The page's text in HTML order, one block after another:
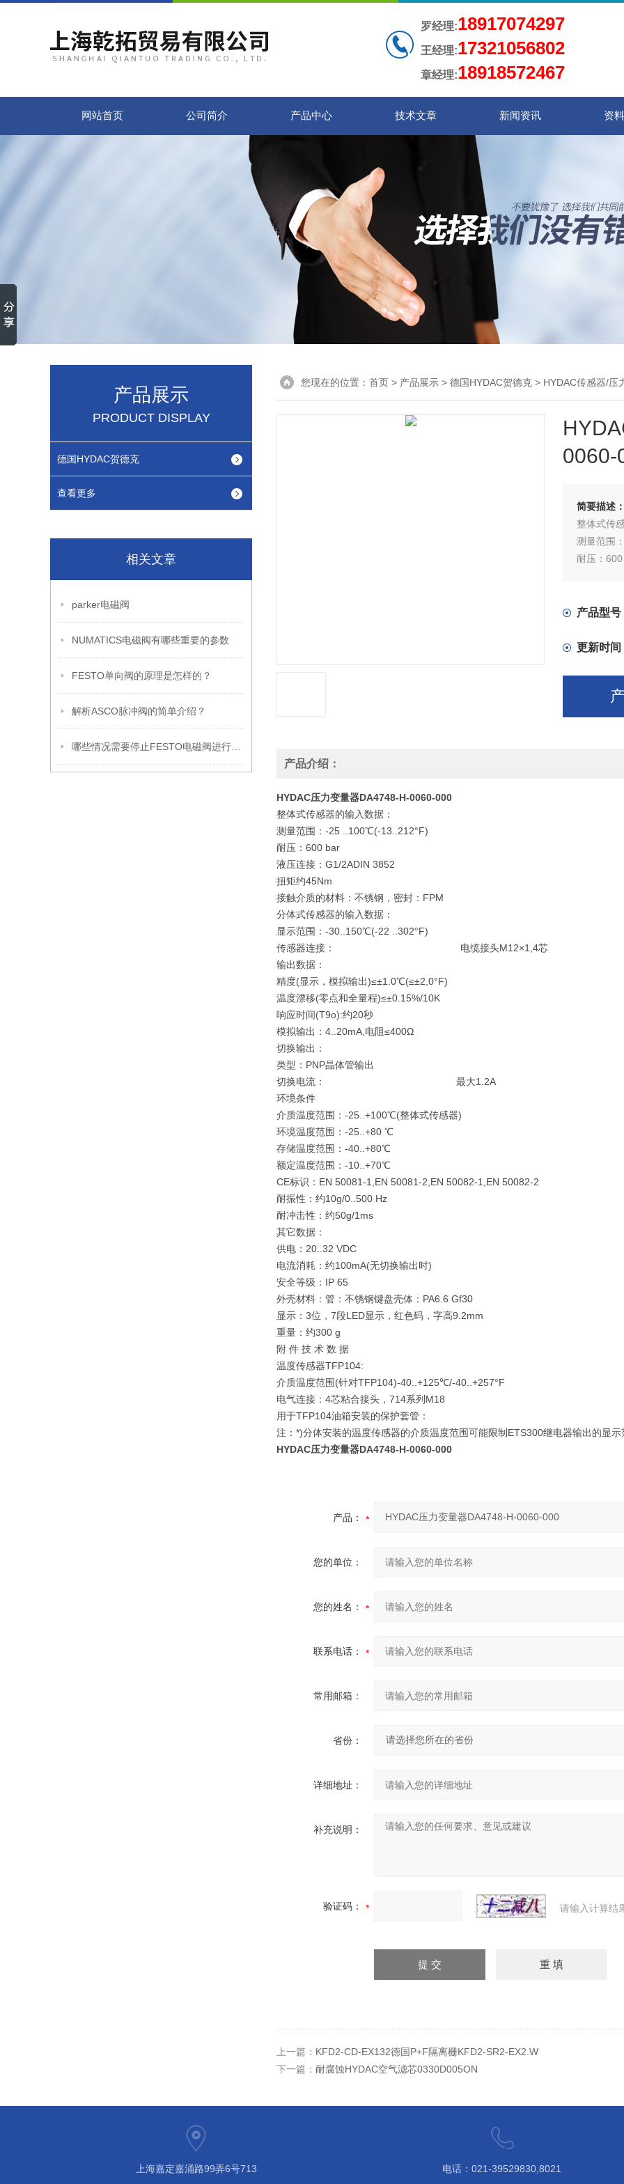
罗经理:18917074297
王经理:17321056802
章经理:18918572467
网站首页 公司简介 产品中心 技术文章 新闻资讯 资
产品展示
PRODUCT DISPLAY
德国HYDAC贺德克
查看更多
相关文章
parker电磁阀
NUMATICS电磁阀有哪些重要的参数
FESTO单向阀的原理是怎样的？
解析ASCO脉冲阀的简单介绍？
您现在的位置： 首页 > 产品展示 > 德国HYDAC贺德克 > HYDAC传感器/压
0060-
简要描述
整体式传
测量范围
耐压：
产品型号
更新时间
产品介绍：
HYDAC压力变量器DA4748-H-0060-000
整体式传感器的输入数据：
测量范围： -25 ..100℃(-13..212°F)
耐压： 600 bar
液压连接： G1/2ADIN 3852
扭矩约45Nm
接触介质的材料： 不锈钢，密封：FPM
分体式传感器的输入数据：
显示范围： -30..150℃(-22 ..302°F)
传感器连接 ： 电缆接头M12×1,4芯
输出数据：
精度(显示，模拟输出)≤±1.0℃(≤±2,0°F)
温度漂移(零点和全量程)≤±0.15%/10K
响应时间(T9o):约20秒
模拟输出： 4..20mA,电阻≤400Ω
切换输出：
类型： PNP晶体管输出
切换电流： 最大1.2A
环境条件
介质温度范围： -25..+100℃(整体式传感器)
环境温度范围： -25..+80 ℃
存储温度范围： -40..+80℃
额定温度范围： -10..+70℃
CE标识： EN 50081-1,EN 50081-2,EN 50082-1,EN 50082-2
耐振性： 约10g/0..500 Hz
耐冲击性： 约50g/1ms
其它数据：
供电： 20..32 VDC
电流消耗： 约100mA(无切换输出时)
安全等级： IP 65
外壳材料： 管：不锈钢键盘壳体：PA6.6 Gf30
显示： 3位，7段LED显示，红色码，字高9.2mm
重量： 约300 g
附 件 技 术 数 据
温度传感器TFP104:
介质温度范围(针对TFP104)-40..+125℃/-40..+257°F
电气连接： 4芯粘合接头，714系列M18
用于TFP104油箱安装的保护套管：
注：*)分体安装的温度传感器的介质温度范围可能限制ETS300继电器输出的显示
HYDAC压力变量器DA4748-H-0060-000
产品：
您的单位：
您的姓名：
联系电话：
常用邮箱：
省份：
详细地址：
补充说明：
验证码： 请输入计算结
上一篇： KFD2-CD-EX132德国P+F隔离栅KFD2-SR2-EX2.W
下一篇： 耐腐蚀HYDAC空气滤芯0330D005ON
上海嘉定嘉涌路99弄6号713 电话：021-39529830,8021